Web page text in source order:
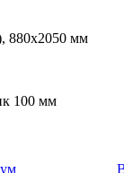
880х2050 мм
100 мм